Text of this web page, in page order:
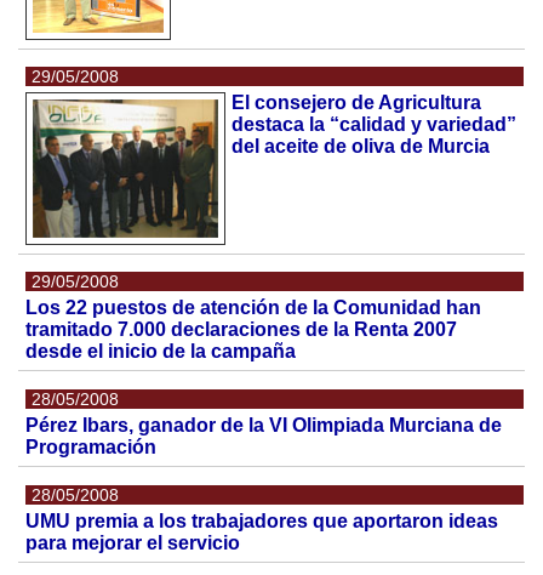
29/05/2008
El consejero de Agricultura
destaca la “calidad y variedad”
del aceite de oliva de Murcia
29/05/2008
Los 22 puestos de atención de la Comunidad han
tramitado 7.000 declaraciones de la Renta 2007
desde el inicio de la campaña
28/05/2008
Pérez Ibars, ganador de la VI Olimpiada Murciana de
Programación
28/05/2008
UMU premia a los trabajadores que aportaron ideas
para mejorar el servicio